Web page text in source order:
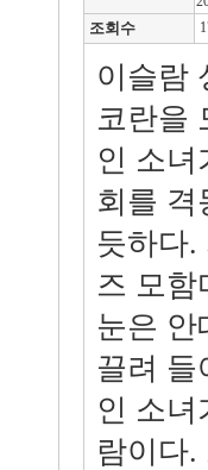
조회수
이슬람
코란을
인 소
회를 격
듯하다.
즈 모함
눈은 안
끌려 들
인 소
람이다